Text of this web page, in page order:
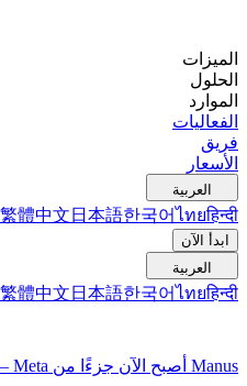
الميزات
الحلول
الموارد
الفعاليات
فريق
الأسعار
العربية
繁體中文 日本語한국어ไทยहिन्दी
ابدأ الآن
العربية
繁體中文 日本語한국어ไทยहिन्दी
Manus أصبح الآن جزءًا من Meta — جالبًا الذكاء الاصطناعي إلى الشركات حول العالم